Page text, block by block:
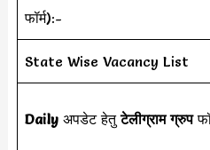
फॉर्म):-
State Wise Vacancy List
Daily अपडेट हेतुटेलीग्राम ग्रुप